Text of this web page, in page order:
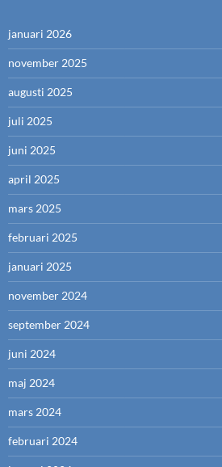
januari 2026
november 2025
augusti 2025
juli 2025
juni 2025
april 2025
mars 2025
februari 2025
januari 2025
november 2024
september 2024
juni 2024
maj 2024
mars 2024
februari 2024